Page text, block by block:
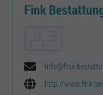
Fink
info@fink-
http://www.fink-